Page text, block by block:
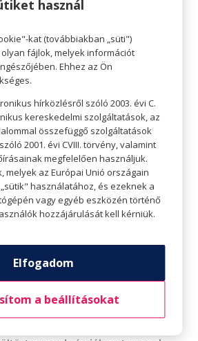
és a szemünket is
nem csak fürdőruhára és
szükségünk. Egy strandszett
része a sapka vagy kalap és a
használ
kat (továbbiakban „süti")
fájlok, melyek információt
Ehhez az Ön
hírközlésről szóló 2003. évi C.
kereskedelmi szolgáltatások, az
összefüggő szolgáltatások
2001. évi CVIII. törvény, valamint
megfelelően használjuk.
melyek az Európai Unió országain
használatához, és ezeknek a
vagy egyéb eszközén történő
hozzájárulását kell kérniük.
Elfogadom
a beállításokat